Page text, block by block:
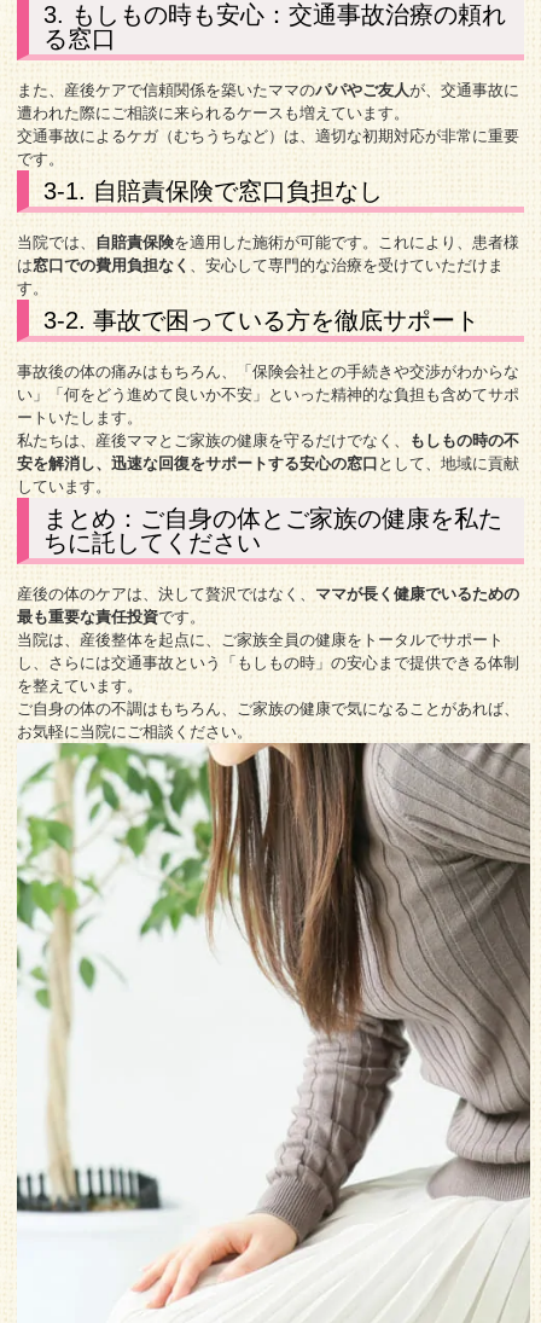
3. もしもの時も安心：交通事故治療の頼れ
る窓口
また、産後ケアで信頼関係を築いたママのパパやご友人が、交通事故に
遭われた際にご相談に来られるケースも増えています。
交通事故によるケガ（むちうちなど）は、適切な初期対応が非常に重要
です。
3-1. 自賠責保険で窓口負担なし
当院では、 自賠責保険を適用した施術が可能です。これにより、患者様
は窓口での費用負担なく 、安心して専門的な治療を受けていただけま
す。
3-2. 事故で困っている方を徹底サポート
事故後の体の痛みはもちろん、「保険会社との手続きや交渉がわからな
い」「何をどう進めて良いか不安」といった精神的な負担も含めてサポ
ートいたします。
私たちは、産後ママとご家族の健康を守るだけでなく、
もしもの時の不
安を解消し、迅速な回復をサポートする安心の窓口 として、地域に貢献
しています。
まとめ：ご自身の体とご家族の健康を私た
ちに託してください
産後の体のケアは、決して贅沢ではなく、 ママが長く健康でいるための
最も重要な責任投資です。
当院は、産後整体を起点に、ご家族全員の健康をトータルでサポート
し、さらには交通事故という「もしもの時」の安心まで提供できる体制
を整えています。
ご自身の体の不調はもちろん、ご家族の健康で気になることがあれば、
お気軽に当院にご相談ください。